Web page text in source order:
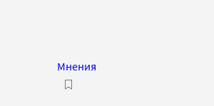
Мнения